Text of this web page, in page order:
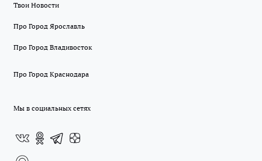
Твои Новости
Про Город Ярославль
Про Город Владивосток
Про Город Краснодара
Мы в социальных сетях